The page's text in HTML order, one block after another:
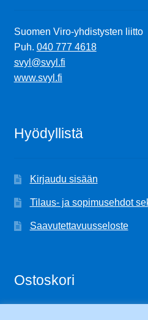
Suomen Viro-yhdistysten liitto
Puh. 040 777 4618
svyl@svyl.fi
www.svyl.fi
Hyödyllistä
Kirjaudu sisään
Tilaus- ja sopimusehdot
Saavutettavuusseloste
Ostoskori